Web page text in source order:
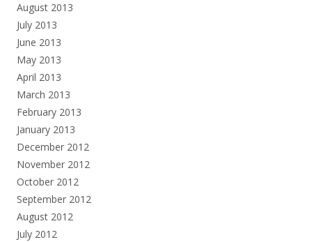
August 2013
July 2013
June 2013
May 2013
April 2013
March 2013
February 2013
January 2013
December 2012
November 2012
October 2012
September 2012
August 2012
July 2012